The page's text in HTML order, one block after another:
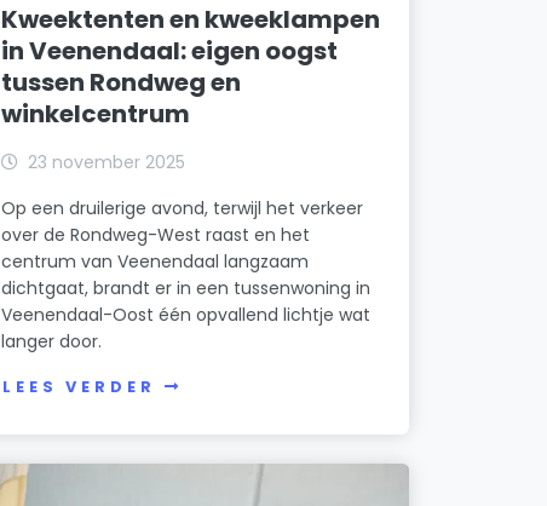
Kweektenten en kweeklampen
in Veenendaal: eigen oogst
tussen Rondweg en
winkelcentrum
23 november 2025
Op een druilerige avond, terwijl het verkeer
over de Rondweg-West raast en het
centrum van Veenendaal langzaam
dichtgaat, brandt er in een tussenwoning in
Veenendaal-Oost één opvallend lichtje wat
langer door.
LEES VERDER